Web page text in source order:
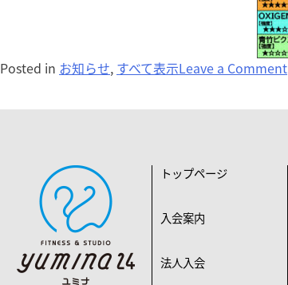
Posted in お知らせ, すべて表示Leave a Comment
トップページ
入会案内
法人入会